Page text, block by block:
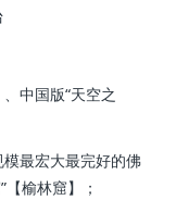
中国版“天空之
最宏大最完好的佛
榆林窟】；